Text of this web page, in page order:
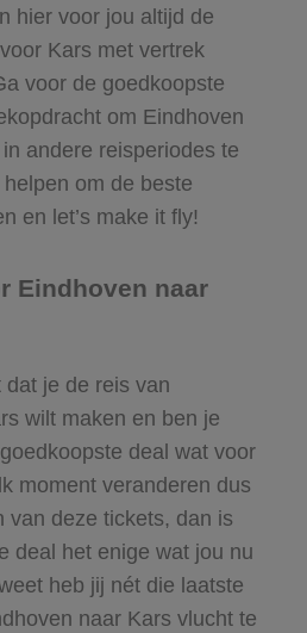
hier voor jou altijd de
Kars met vertrek
voor de goedkoopste
om Eindhoven
andere reisperiodes te
om de beste
en let’s make it fly!
Eindhoven naar
je de reis van
wilt maken en ben je
deal wat voor
moment veranderen dus
van deze tickets, dan is
deal het enige wat jou nu
heb jij nét die laatste
naar Kars vlucht te